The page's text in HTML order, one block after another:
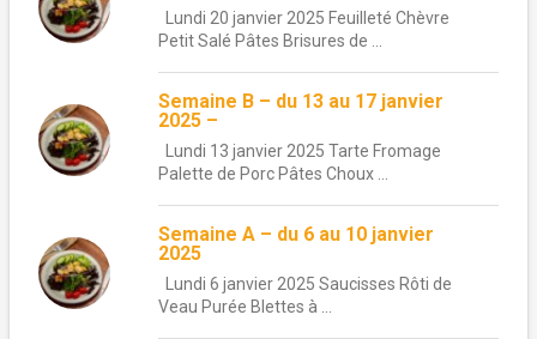
Lundi 20 janvier 2025 Feuilleté Chèvre
Petit Salé Pâtes Brisures de ...
Semaine B – du 13 au 17 janvier
2025 –
Lundi 13 janvier 2025 Tarte Fromage
Palette de Porc Pâtes Choux ...
Semaine A – du 6 au 10 janvier
2025
Lundi 6 janvier 2025 Saucisses Rôti de
Veau Purée Blettes à ...